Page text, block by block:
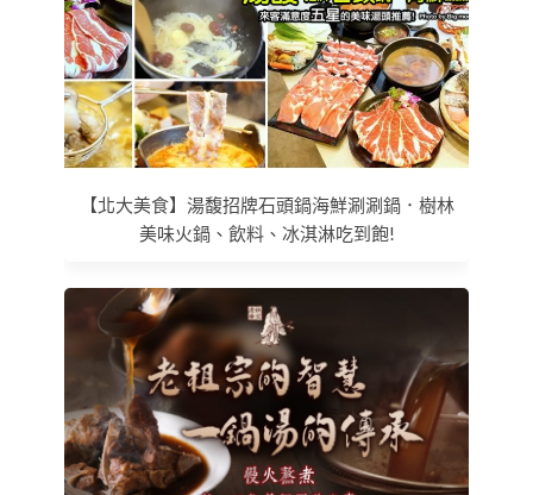
【北大美食】湯馥招牌石頭鍋海鮮涮涮鍋．樹林
美味火鍋、飲料、冰淇淋吃到飽!